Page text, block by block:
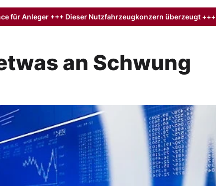
für Anleger +++ Dieser Nutzfahrzeugkonzern überzeugt +++
an Schwung